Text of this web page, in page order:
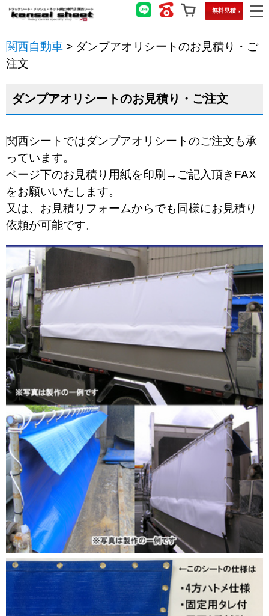
無料見積
関西自動車 > ダンプアオリシートのお見積り・ご
注文
ダンプアオリシートのお見積り・ご注文
関西シートではダンプアオリシートのご注文も承
っています。
ページ下のお見積り用紙を印刷→ご記入頂きFAX
をお願いいたします。
又は、お見積りフォームからでも同様にお見積り
依頼が可能です。